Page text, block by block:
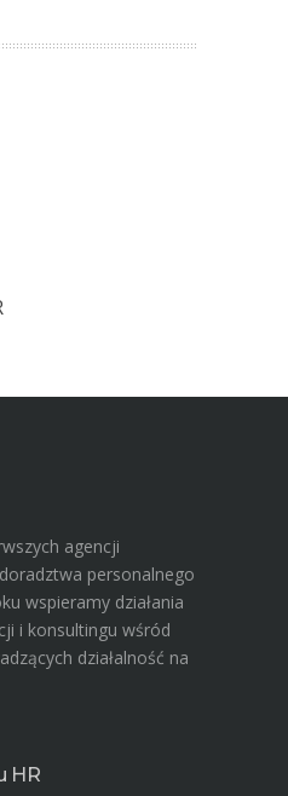
agencji
personalnego
wspieramy działania
i konsultingu wśród
działalność na
HR